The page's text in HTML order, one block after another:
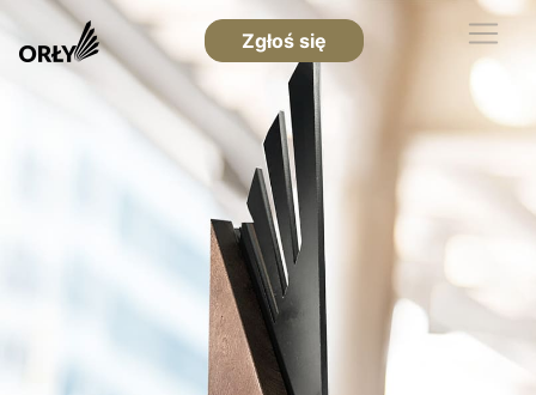
Zgłoś się